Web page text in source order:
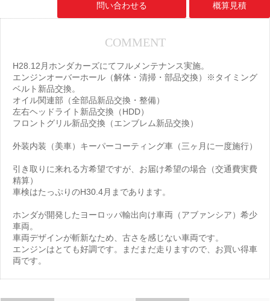
問い合わせる
概算見積
COMMENT
H28.12月ホンダカーズにてフルメンテナンス実施。
エンジンオーバーホール（解体・清掃・部品交換）※タイミング
ベルト新品交換。
オイル関連部（全部品新品交換・整備）
左右ヘッドライト新品交換（HDD）
フロントグリル新品交換（エンブレム新品交換）
外装内装（美車）キーパーコーティング車（三ヶ月に一度施行）
引き取りに来れる方希望ですが、お届け希望の場合（交通費実費
精算）
車検はたっぷりのH30.4月まであります。
ホンダが開発したヨーロッパ輸出向け車両（アブァンシア）希少
車両。
車両デザインが斬新なため、古さを感じない車両です。
エンジンはとても好調です。まだまだ走りますので、お買い得車
両です。